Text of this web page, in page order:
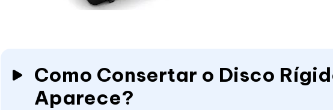
Como Consertar o Disco
Aparece?